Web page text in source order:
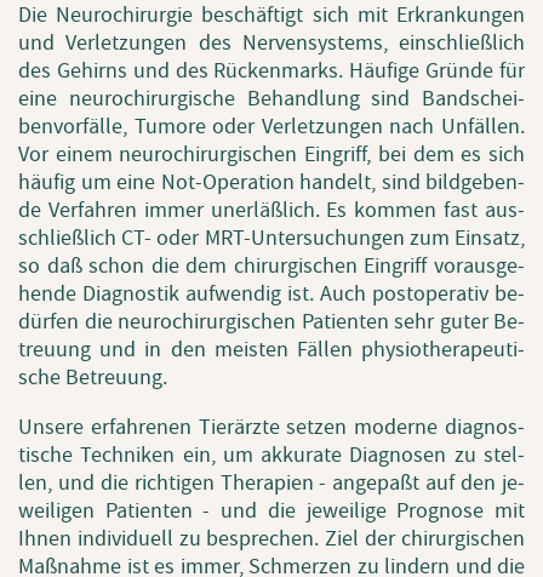
Die Neu­ro­chir­ur­gie be­schäf­tigt sich mit Er­kran­kun­gen
und Ver­let­zun­gen des Ner­ven­sys­tems, ein­schließ­lich
des Ge­hirns und des Rü­cken­marks. Häu­fi­ge Grün­de für
eine neu­ro­chir­ur­gi­sche Be­hand­lung sind Band­schei­
ben­vor­fäl­le, Tu­mo­re oder Ver­let­zun­gen nach Un­fäl­len.
Vor einem neu­ro­chir­ur­gi­schen Ein­griff, bei dem es sich
häu­fig um eine Not-Ope­ra­ti­on han­delt, sind bild­ge­ben­
de Ver­fah­ren immer un­er­läß­lich. Es kom­men fast aus­
schließ­lich CT- oder MRT-Un­ter­su­chun­gen zum Ein­satz,
so daß schon die dem chir­ur­gi­schen Ein­griff vor­aus­ge­
hen­de Dia­gnos­tik auf­wen­dig ist. Auch pos­tope­ra­tiv be­
dür­fen die neu­ro­chir­ur­gi­schen Pa­ti­en­ten sehr guter Be­
treu­ung und in den meis­ten Fäl­len phy­sio­the­ra­peu­ti­
sche Be­treu­ung.
Un­se­re er­fah­re­nen Tier­ärz­te set­zen mo­der­ne dia­gnos­
ti­sche Tech­ni­ken ein, um ak­ku­ra­te Dia­gno­sen zu stel­
len, und die rich­ti­gen The­ra­pi­en - an­ge­paßt auf den je­
wei­li­gen Pa­ti­en­ten - und die je­wei­li­ge Pro­gno­se mit
Ihnen in­di­vi­du­ell zu be­spre­chen. Ziel der chir­ur­gi­schen
Maß­nah­me ist es immer, Schmer­zen zu lin­dern und die